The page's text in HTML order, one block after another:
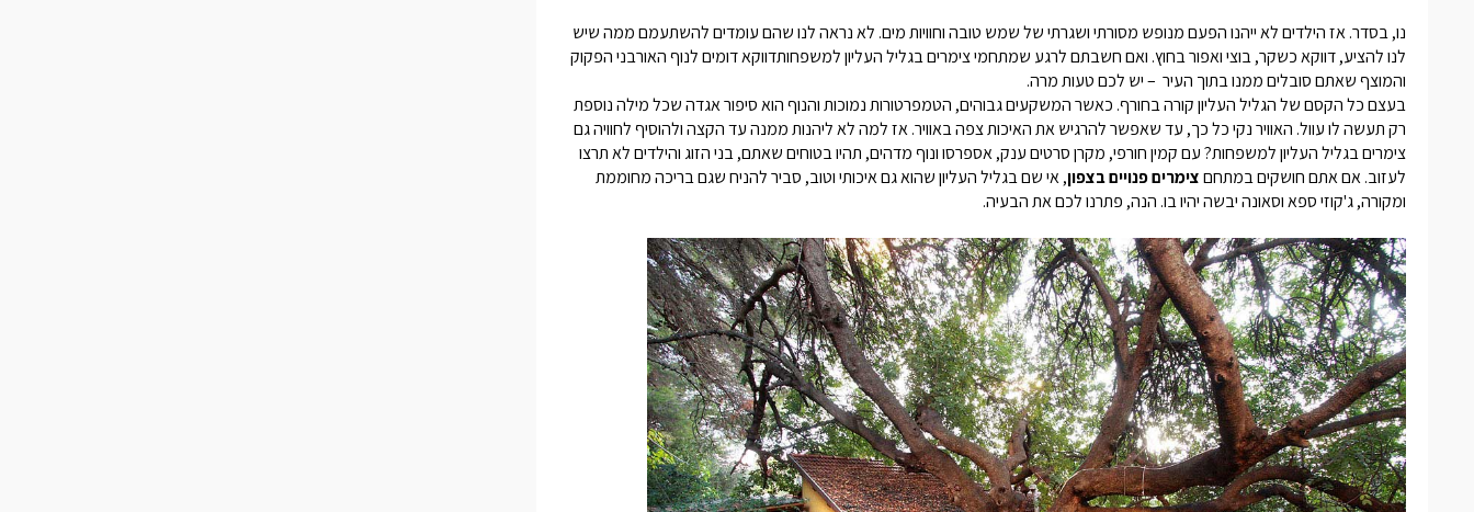
נו, בסדר. אז הילדים לא ייהנו הפעם מנופש מסורתי ושגרתי של שמש טובה וחוויות מים. לא נראה לנו שהם עומדים להשתעמם ממה שיש
לנו להציע, דווקא כשקר, בוצי ואפור בחוץ. ואם חשבתם לרגע שמתחמיצימרים בגליל העליון למשפחותדווקא דומים לנוף האורבני הפקוק
והמוצף שאתם סובלים ממנו בתוך העיר – יש לכם טעות מרה.
בעצם כל הקסם של הגליל העליון קורה בחורף. כאשר המשקעים גבוהים, הטמפרטורות נמוכות והנוף הוא סיפור אגדה שכל מילה נוספת
רק תעשה לו עוול. האוויר נקי כל כך, עד שאפשר להרגיש את האיכות צפה באוויר. אז למה לא ליהנות ממנה עד הקצה ולהוסיף לחוויה גם
צימרים בגליל העליון למשפחות? עם קמין חורפי, מקרן סרטים ענק, אספרסו ונוף מדהים, תהיו בטוחים שאתם, בני הזוג והילדים לא תרצו
לעזוב. אם אתם חושקים במתחםצימרים פנויים בצפון, אי שם בגליל העליון שהוא גם איכותי וטוב, סביר להניח שגם בריכה מחוממת
ומקורה, ג'קוזי ספא וסאונה יבשה יהיו בו. הנה, פתרנו לכם את הבעיה.